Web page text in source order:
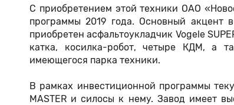
С приобретением этой техники ОАО
программы 2019 года. Основный акцент
приобретен асфальтоукладчик Vogele
катка, косилка-робот, четыре КДМ, а
имеющегося парка техники.
В рамках инвестиционной программы
MASTER и силосы к нему. Завод имеет